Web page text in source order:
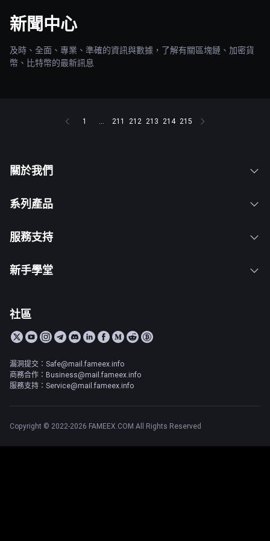
新聞中心
及時、全面、專業、準確的資訊與數據，了解有關區塊鏈、加密貨
幣、比特幣的最新訊息
1 ... 211 212 213 214 215
關於我們
系列產品
服務支持
新手學堂
社區
漏洞提交：Safe@mail.fameex.info
商務合作：Business@mail.fameex.info
服務支持：Service@mail.fameex.info
Copyright © 2022-2026 FAMEEX.COM All Rights Reserved